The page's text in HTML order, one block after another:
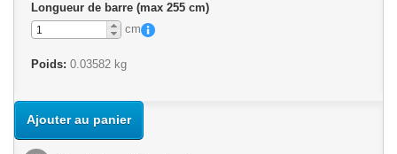
Longueur de barre (max 255 cm)
cm
Poids: 0.03582 kg
Ajouter au panier